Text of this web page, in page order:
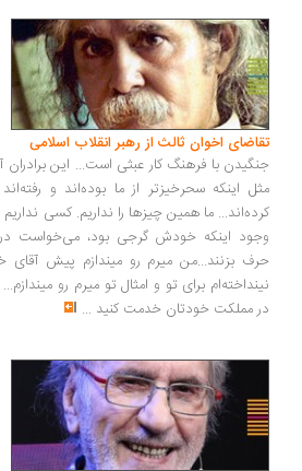
اخوان ثالث از رهبر انقلاب اسلامی
با فرهنگ کار عبثی است... این برادران آریایی
اینکه سحرخیزتر از ما بوده‌اند و رفته‌اند
ما همین چیزها را نداریم. کسی نداریم از ما
اینکه خودش گرجی بود، می‌خواست در
بزنند...من میرم رو میندازم پیش آقای
برای تو و امثال تو میرم رو میندازم... به
مملکت خودتان خدمت کنید...